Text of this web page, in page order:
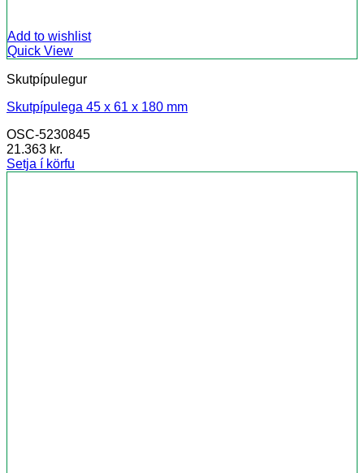
Add to wishlist
Quick View
Skutpípulegur
Skutpípulega 45 x 61 x 180 mm
OSC-5230845
21.363 kr.
Setja í körfu